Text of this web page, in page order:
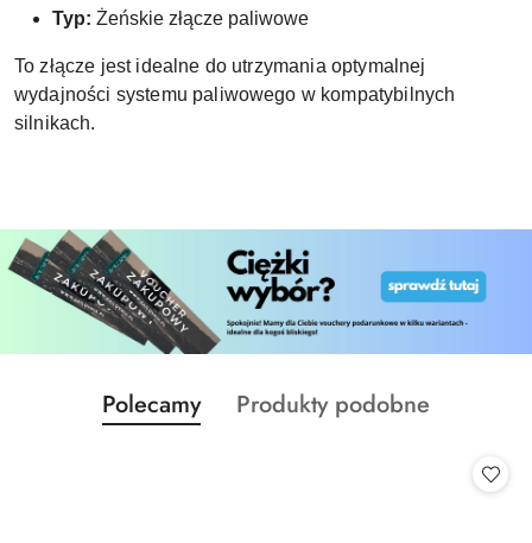
Typ: Żeńskie złącze paliwowe
To złącze jest idealne do utrzymania optymalnej
wydajności systemu paliwowego w kompatybilnych
silnikach.
Pomiń karuzelę produktów
Produkty
o
Polecamy
Produkty
Produkty podobne